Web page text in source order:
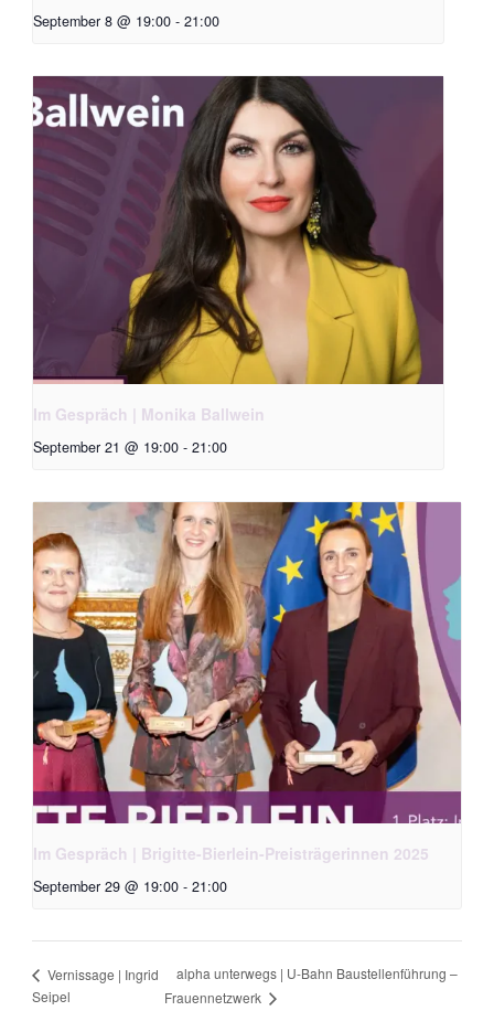
September 8 @ 19:00 - 21:00
Im Gespräch | Monika Ballwein
September 21 @ 19:00 - 21:00
Im Gespräch | Brigitte-Bierlein-Preisträgerinnen 2025
September 29 @ 19:00 - 21:00
Vernissage | Ingrid
Seipel
alpha unterwegs | U-Bahn Baustellenführung –
Frauennetzwerk